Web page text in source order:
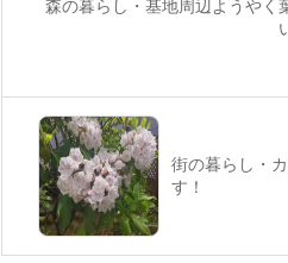
森の暮らし・基地周辺ようやく
街の暮らし・
す！